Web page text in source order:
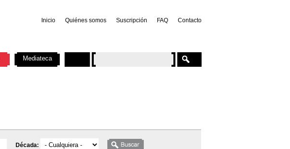
Inicio Quiénes somos Suscripción FAQ Contacto
Década:
Mediateca